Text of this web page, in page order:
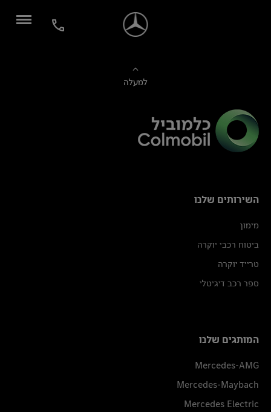
למעלה
השירותים שלנו
מימון
ביטוח רכבי יוקרה
טרייד יוקרה
ספר רכב דיגיטלי
המותגים שלנו
Mercedes-AMG
Mercedes-Maybach
Mercedes Electric